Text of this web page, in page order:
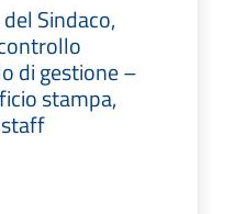
Sindaco,
di gestione –
stampa,